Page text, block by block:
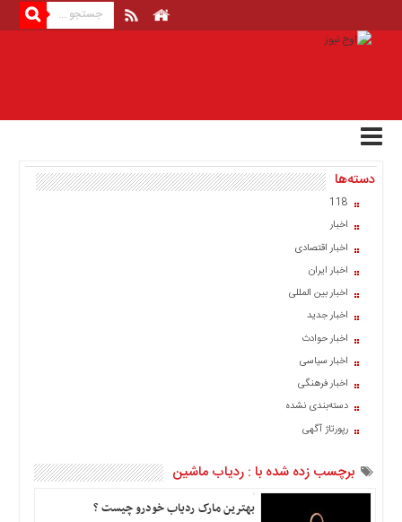
صفحه
اصلی
اخبار
اقتصادی
اقتصادی
سیاسی
دسته‌ها
118
اخبار
اخبار اقتصادی
اخبار ایران
اخبار بین المللی
اخبار جدید
اخبار حوادث
اخبار سیاسی
اخبار فرهنگی
دسته‌بندی نشده
رپورتاژ آگهی
برچسب زده شده با : ردیاب ماشین
بهترین مارک ردیاب خودرو چیست ؟